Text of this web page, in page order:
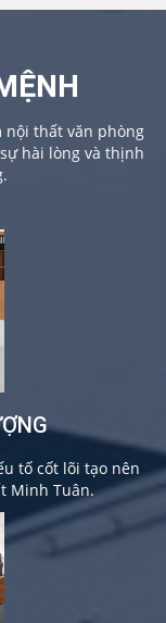
nội thất văn phòng
hài lòng và thịnh
tố cốt lõi tạo nên
Minh Tuân.